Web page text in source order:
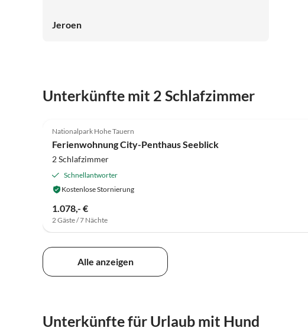
Jeroen
Unterkünfte mit 2 Schlafzimmer
Nationalpark Hohe Tauern
Ferienwohnung City-Penthaus Seeblick
2 Schlafzimmer
Schnellantworter
Kostenlose Stornierung
1.078,- €
2 Gäste / 7 Nächte
Alle anzeigen
Unterkünfte für Urlaub mit Hund